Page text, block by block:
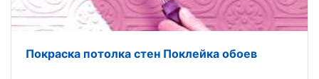
Покраска потолка стен Поклейка обоев